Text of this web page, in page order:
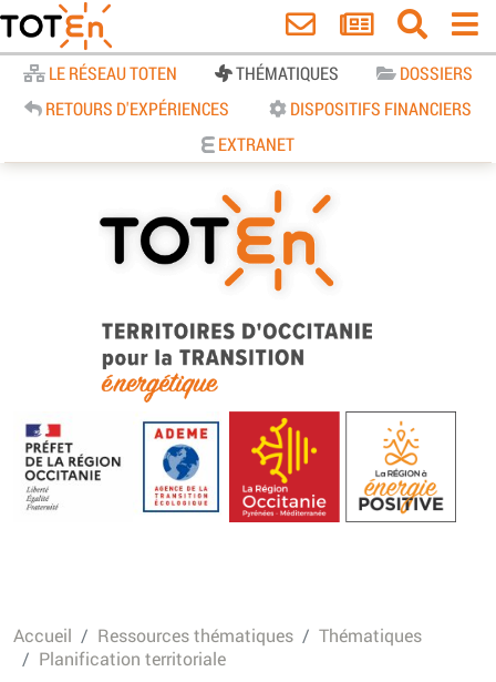
LE RÉSEAU TOTEN THÉMATIQUES
DOSSIERS
RETOURS D'EXPÉRIENCES
DISPOSITIFS FINANCIERS
EXTRANET
TOTEn Occitanie | Territoires
d’Occitanie pour la Transition
Energétique
Accueil Ressources thématiques
Thématiques
Planification territoriale